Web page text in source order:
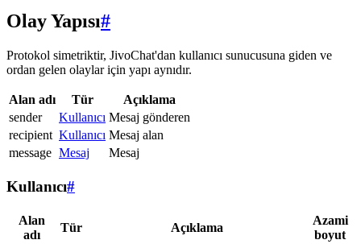
Olay Yapısı#
Protokol simetriktir, JivoChat'dan kullanıcı sunucusuna giden ve
ordan gelen olaylar için yapı aynıdır.
Alan adı Tür
Açıklama
sender
Kullanıcı Mesaj gönderen
recipient Kullanıcı Mesaj alan
message Mesaj Mesaj
Kullanıcı#
Alan
adı
Tür Açıklama
Azami
boyut